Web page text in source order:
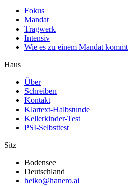
Fokus
Mandat
Tragwerk
Intensiv
Wie es zu einem Mandat kommt
Haus
Über
Schreiben
Kontakt
Klartext-Halbstunde
Kellerkinder-Test
PSI-Selbsttest
Sitz
Bodensee
Deutschland
heiko@hanero.ai